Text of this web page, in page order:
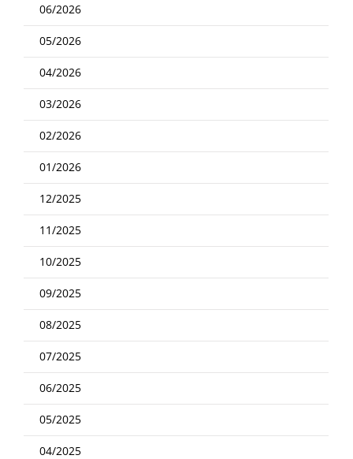
06/2026
05/2026
04/2026
03/2026
02/2026
01/2026
12/2025
11/2025
10/2025
09/2025
08/2025
07/2025
06/2025
05/2025
04/2025